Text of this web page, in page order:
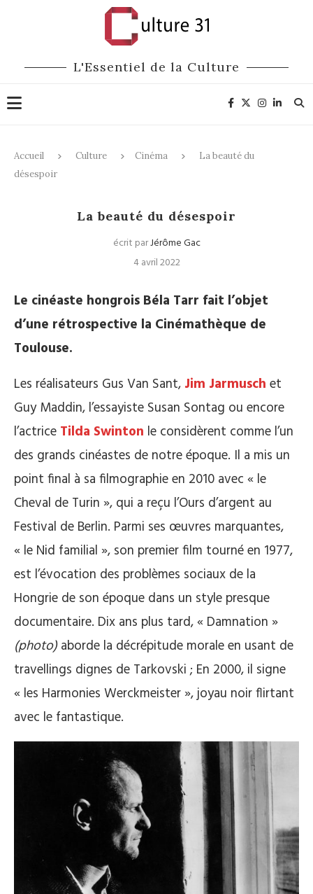
L'Essentiel de la Culture
Accueil Culture Cinéma
La beauté du
désespoir
La beauté du désespoir
écrit parJérôme Gac
4 avril 2022
Le cinéaste hongrois Béla Tarr fait l’objet
d’une rétrospective la Cinémathèque de
Toulouse.
Les réalisateurs Gus Van Sant, Jim Jarmusch et
Guy Maddin, l’essayiste Susan Sontag ou encore
l’actrice Tilda Swinton le considèrent comme l’un
des grands cinéastes de notre époque. Il a mis un
point final à sa filmographie en 2010 avec « le
Cheval de Turin », qui a reçu l’Ours d’argent au
Festival de Berlin. Parmi ses œuvres marquantes,
« le Nid familial », son premier film tourné en 1977,
est l’évocation des problèmes sociaux de la
Hongrie de son époque dans un style presque
documentaire. Dix ans plus tard, « Damnation »
(photo)aborde la décrépitude morale en usant de
travellings dignes de Tarkovski ; En 2000, il signe
« les Harmonies Werckmeister », joyau noir flirtant
avec le fantastique.